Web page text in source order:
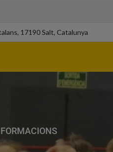
17190 Salt, Catalunya